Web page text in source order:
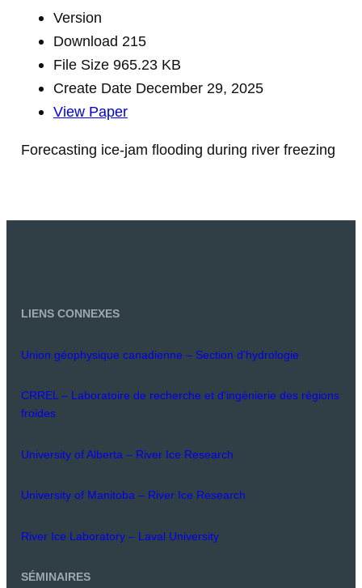
Version
Download 215
File Size 965.23 KB
Create Date December 29, 2025
View Paper
Forecasting ice-jam flooding during river freezing
LIENS CONNEXES
Union géophysique canadienne – Section d'hydrologie
CRREL – Laboratoire de recherche et d'ingénierie des régions
froides
University of Alberta – River Ice Research
University of Manitoba – River Ice Research
River Ice Laboratory – Laval University
SÉMINAIRES